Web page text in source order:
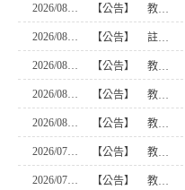
2026/08/05 【公告】 教務處
2026/08/04 【公告】 註冊組
2026/08/03 【公告】 教務處
2026/08/03 【公告】 教務處
2026/08/03 【公告】 教務處
2026/07/31 【公告】 教務處
2026/07/31 【公告】 教務處